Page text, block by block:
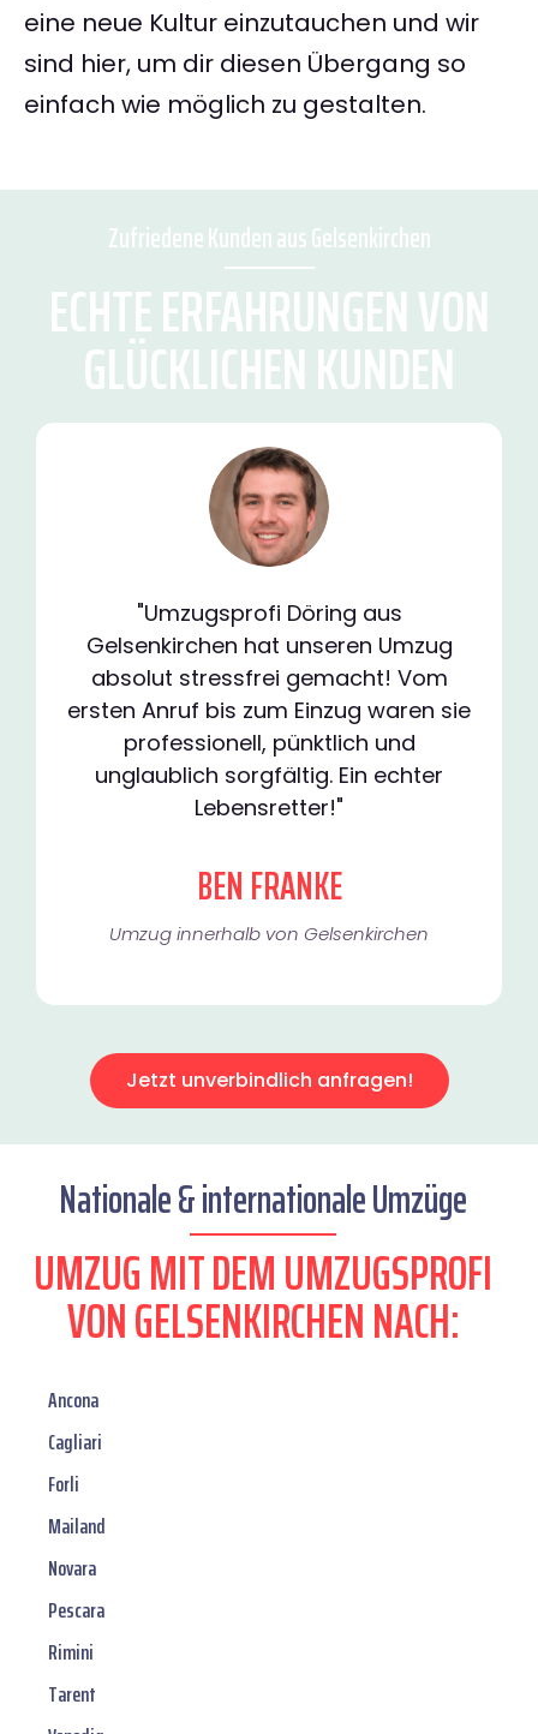
eine neue Kultur einzutauchen und wir
sind hier, um dir diesen Übergang so
einfach wie möglich zu gestalten.
Zufriedene Kunden aus Gelsenkirchen
ECHTE ERFAHRUNGEN VON
GLÜCKLICHEN KUNDEN
"Umzugsprofi Döring aus
Gelsenkirchen hat unseren Umzug
absolut stressfrei gemacht! Vom
ersten Anruf bis zum Einzug waren sie
professionell, pünktlich und
unglaublich sorgfältig. Ein echter
Lebensretter!"
BEN FRANKE
Umzug innerhalb von Gelsenkirchen​
Jetzt unverbindlich anfragen!
Nationale & internationale Umzüge
UMZUG MIT DEM UMZUGSPROFI
VON GELSENKIRCHEN NACH:
Ancona
Cagliari
Forli
Mailand
Novara
Pescara
Rimini
Tarent